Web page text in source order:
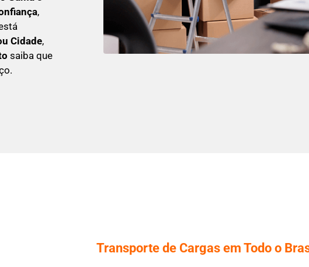
,
Cidade,
saiba que
Transporte de Cargas em Todo o